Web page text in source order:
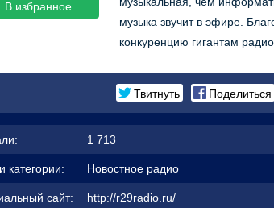
В избранное
музыка звучит в эфире.
конкуренцию гигантам
Твитнуть Поделиться
1 713
категории: Новостное радио
сайт: http://r29radio.ru/